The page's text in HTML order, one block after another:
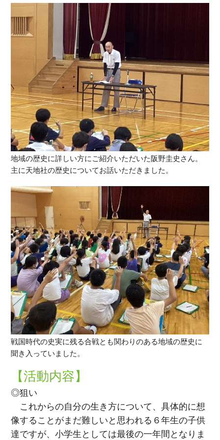
地域の歴史に詳しい方にご紹介いただいた阪野圭史さん。
主に天地社の歴史についてお話いただきました。
戦国時代の史実に残る合戦とも関わりのある地域の歴史に
聞き入っていました。
【活動内容】
◎狙い
これからの自分の生き方について、具体的に想
像することがまだ難しいと思われる６年生の子供
達ですが、小学生としては最後の一年間となりま